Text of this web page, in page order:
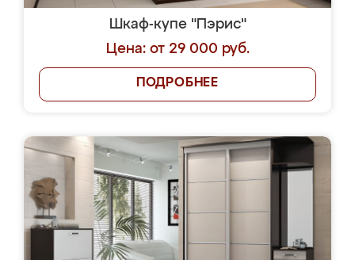
Шкаф-купе "Пэрис"
Цена: от 29 000 руб.
ПОДРОБНЕЕ